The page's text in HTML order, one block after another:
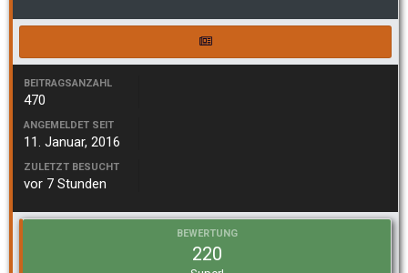
BEITRAGSANZAHL
470
ANGEMELDET SEIT
11. Januar, 2016
ZULETZT BESUCHT
vor 7 Stunden
BEWERTUNG
220